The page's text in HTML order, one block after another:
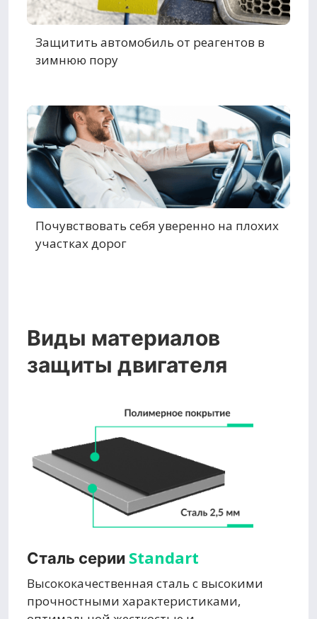
Защитить автомобиль от реагентов в
зимнюю пору
Почувствовать себя уверенно на плохих
участках дорог
Виды материалов
защиты двигателя
Сталь серии Standart
Высококачественная сталь с высокими
прочностными характеристиками,